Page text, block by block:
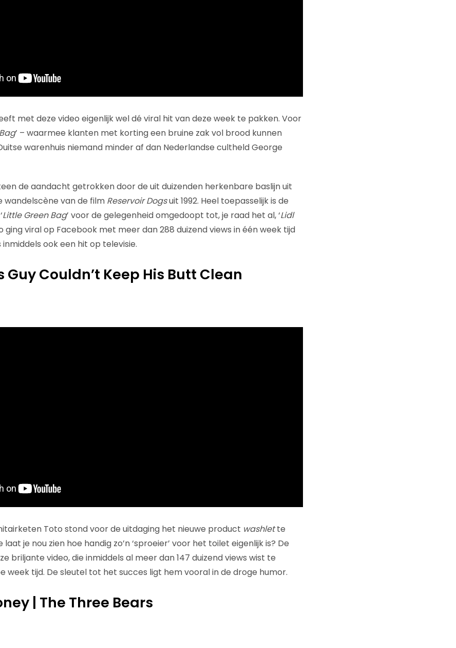
met deze video eigenlijk wel dé viral hit van deze week te pakken. Voor
’ – waarmee klanten met korting een bruine zak vol brood kunnen
warenhuis niemand minder af dan Nederlandse cultheld George
de aandacht getrokken door de uit duizenden herkenbare baslijn uit
van de film Reservoir Dogsuit 1992. Heel toepasselijk is de
Little Green Bag’ voor de gelegenheid omgedoopt tot, je raad het al, ‘Lidl
ging viral op Facebook met meer dan 288 duizend views in één week tijd
ook een hit op televisie.
Guy Couldn’t Keep His Butt Clean
Toto stond voor de uitdaging het nieuwe product washlette
je nou zien hoe handig zo’n ‘sproeier’ voor het toilet eigenlijk is? De
briljante video, die inmiddels al meer dan 147 duizend views wist te
week tijd. De sleutel tot het succes ligt hem vooral in de droge humor.
| The Three Bears